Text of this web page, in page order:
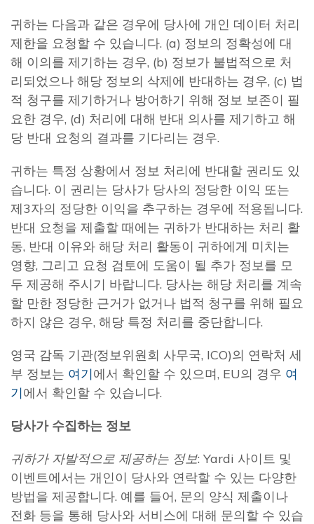
귀하는 다음과 같은 경우에 당사에 개인 데이터 처리
제한을 요청할 수 있습니다. (a) 정보의 정확성에 대
해 이의를 제기하는 경우, (b) 정보가 불법적으로 처
리되었으나 해당 정보의 삭제에 반대하는 경우, (c) 법
적 청구를 제기하거나 방어하기 위해 정보 보존이 필
요한 경우, (d) 처리에 대해 반대 의사를 제기하고 해
당 반대 요청의 결과를 기다리는 경우.
귀하는 특정 상황에서 정보 처리에 반대할 권리도 있
습니다. 이 권리는 당사가 당사의 정당한 이익 또는
제3자의 정당한 이익을 추구하는 경우에 적용됩니다.
반대 요청을 제출할 때에는 귀하가 반대하는 처리 활
동, 반대 이유와 해당 처리 활동이 귀하에게 미치는
영향, 그리고 요청 검토에 도움이 될 추가 정보를 모
두 제공해 주시기 바랍니다. 당사는 해당 처리를 계속
할 만한 정당한 근거가 없거나 법적 청구를 위해 필요
하지 않은 경우, 해당 특정 처리를 중단합니다.
영국 감독 기관(정보위원회 사무국, ICO)의 연락처 세
부 정보는 여기에서 확인할 수 있으며, EU의 경우 여
기에서 확인할 수 있습니다.
당사가 수집하는 정보
귀하가 자발적으로 제공하는 정보: Yardi 사이트 및
이벤트에서는 개인이 당사와 연락할 수 있는 다양한
방법을 제공합니다. 예를 들어, 문의 양식 제출이나
전화 등을 통해 당사와 서비스에 대해 문의할 수 있습